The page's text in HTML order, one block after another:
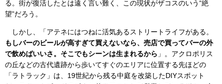
る。街が復活したとは遠く言い難く、この現状がザコスのいう“絶
望”だろう。
しかし、「アテネにはつねに活気あるストリートライフがある。
もしバーのビールが高すぎて買えないなら、売店で買ってバーの外
で飲めばいいさ。そこでもシーンは生まれるから 」。アクロポリス
の丘などの古代遺跡から歩いてすぐのエリアに位置する先ほどの
「ラトラック」は、19世紀から残る中庭を改築したDIYスポット